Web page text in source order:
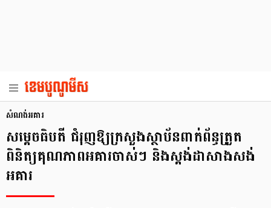
សំណង់អគារ
សម្តេចធិបតី ជំរុញឱ្យក្រសួងស្ថាប័នពាក់ព័ន្ធត្រួត
ពិនិត្យគុណភាពអគារចាស់ៗ និងស្តង់ដាសាងសង់
អគារ